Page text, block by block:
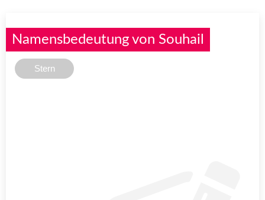
Namensbedeutung von Souhail
Stern